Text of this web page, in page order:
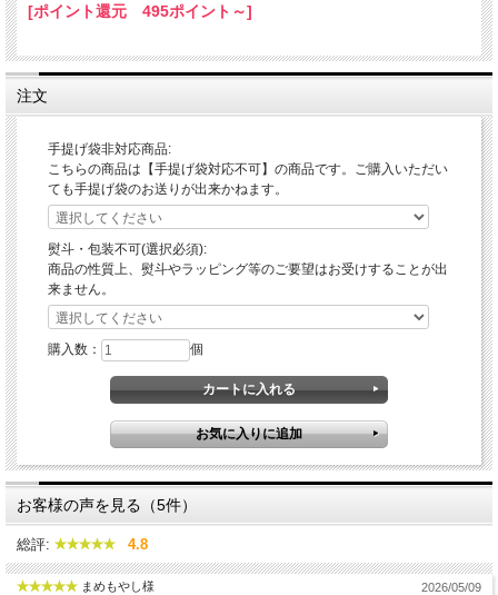
[ポイント還元 495ポイント～]
注文
手提げ袋非対応商品:
こちらの商品は【手提げ袋対応不可】の商品です。ご購入いただい
ても手提げ袋のお送りが出来かねます。
熨斗・包装不可(選択必須):
商品の性質上、熨斗やラッピング等のご要望はお受けすることが出
来ません。
購入数： 個
お客様の声を見る（5件）
総評: 4.8
まめもやし様 2026/05/09